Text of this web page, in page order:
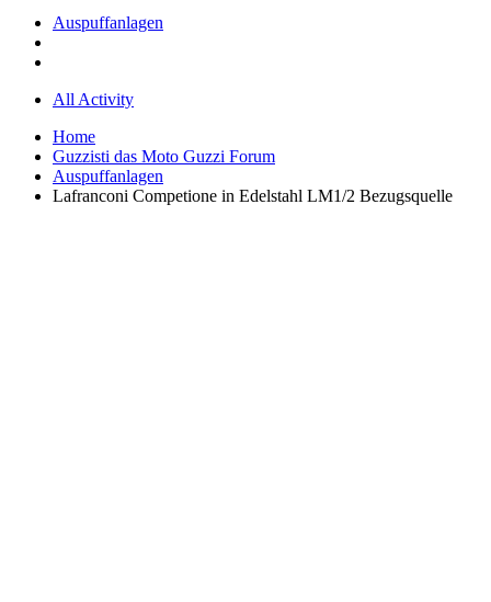
Auspuffanlagen
All Activity
Home
Guzzisti das Moto Guzzi Forum
Auspuffanlagen
Lafranconi Competione in Edelstahl LM1/2 Bezugsquelle